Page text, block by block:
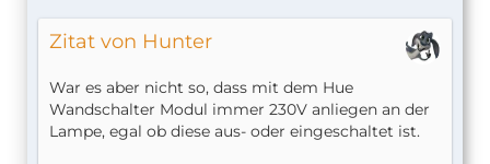
Zitat von Hunter
War es aber nicht so, dass mit dem Hue
Wandschalter Modul immer 230V anliegen an der
Lampe, egal ob diese aus- oder eingeschaltet ist.